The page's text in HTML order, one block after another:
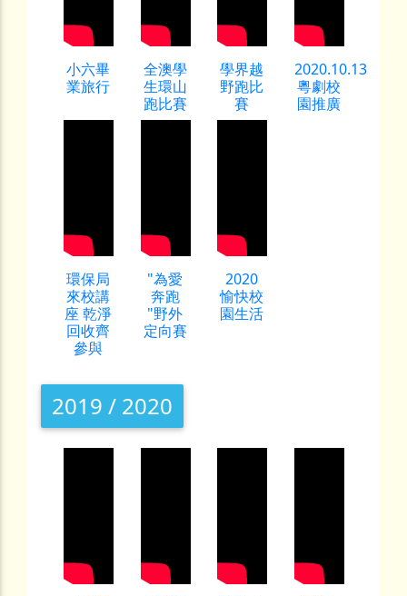
小六畢
業旅行
全澳學
生環山
跑比賽
學界越
野跑比
賽
2020.10.13
粵劇校
園推廣
環保局
來校講
座 乾淨
回收齊
參與
"為愛
奔跑
"野外
定向賽
2020
愉快校
園生活
2019 / 2020